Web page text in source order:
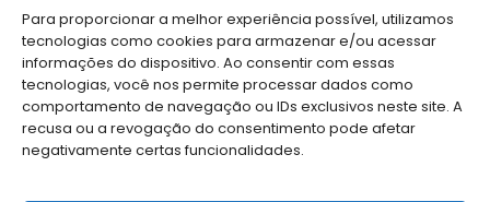
Para proporcionar a melhor experiência possível, utilizamos
tecnologias como cookies para armazenar e/ou acessar
informações do dispositivo. Ao consentir com essas
tecnologias, você nos permite processar dados como
comportamento de navegação ou IDs exclusivos neste site. A
recusa ou a revogação do consentimento pode afetar
negativamente certas funcionalidades.
CAMPANHAS
SERVIÇOS
FILIADAS